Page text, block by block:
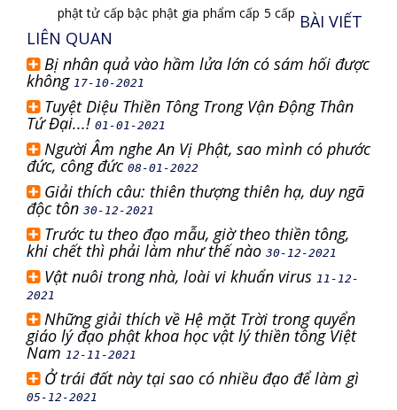
phật tử cấp bậc phật gia phẩm cấp 5 cấp BÀI VIẾT
LIÊN QUAN
Bị nhân quả vào hầm lửa lớn có sám hối được
không 17-10-2021
Tuyệt Diệu Thiền Tông Trong Vận Động Thân
Tứ Đại...! 01-01-2021
Người Âm nghe An Vị Phật, sao mình có phước
đức, công đức 08-01-2022
Giải thích câu: thiên thượng thiên hạ, duy ngã
độc tôn 30-12-2021
Trước tu theo đạo mẫu, giờ theo thiền tông,
khi chết thì phải làm như thế nào 30-12-2021
Vật nuôi trong nhà, loài vi khuẩn virus 11-12-
2021
Những giải thích về Hệ mặt Trời trong quyển
giáo lý đạo phật khoa học vật lý thiền tông Việt
Nam12-11-2021
Ở trái đất này tại sao có nhiều đạo để làm gì
05-12-2021